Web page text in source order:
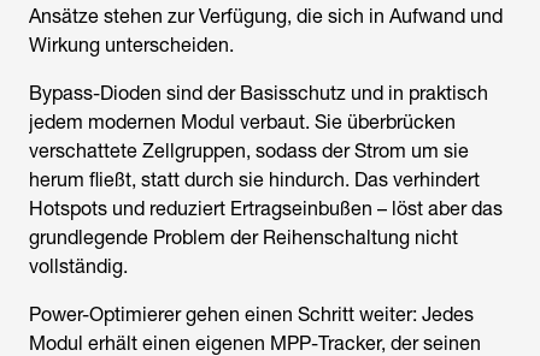
Ansätze stehen zur Verfügung, die sich in Aufwand und
Wirkung unterscheiden.
Bypass-Dioden sind der Basisschutz und in praktisch
jedem modernen Modul verbaut. Sie überbrücken
verschattete Zellgruppen, sodass der Strom um sie
herum fließt, statt durch sie hindurch. Das verhindert
Hotspots und reduziert Ertragseinbußen – löst aber das
grundlegende Problem der Reihenschaltung nicht
vollständig.
Power-Optimierer gehen einen Schritt weiter: Jedes
Modul erhält einen eigenen MPP-Tracker, der seinen